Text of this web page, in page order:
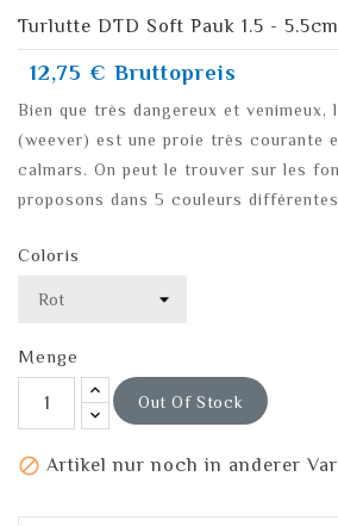
Turlutte DTD Soft Pauk 1.5 - 5.5cm
12,75 € Bruttopreis
Bien que très dangereux et venimeux,
(weever) est une proie très courante
calmars. On peut le trouver sur les
proposons dans 5 couleurs
Coloris
Menge
Out Of Stock
 Artikel nur noch in anderer